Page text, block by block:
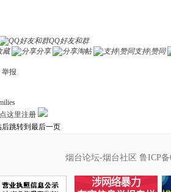
QQ好友和群
藏
分享 淘帖
支持|赞同
举报
点这里注册
后跳转到最后一页
烟台论坛-烟台社区 鲁ICP备